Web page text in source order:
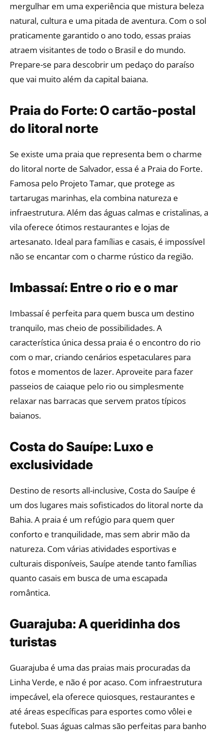
mergulhar em uma experiência que mistura beleza
natural, cultura e uma pitada de aventura. Com o sol
praticamente garantido o ano todo, essas praias
atraem visitantes de todo o Brasil e do mundo.
Prepare-se para descobrir um pedaço do paraíso
que vai muito além da capital baiana.
Praia do Forte: O cartão-postal
do litoral norte
Se existe uma praia que representa bem o charme
do litoral norte de Salvador, essa é a Praia do Forte.
Famosa pelo Projeto Tamar, que protege as
tartarugas marinhas, ela combina natureza e
infraestrutura. Além das águas calmas e cristalinas, a
vila oferece ótimos restaurantes e lojas de
artesanato. Ideal para famílias e casais, é impossível
não se encantar com o charme rústico da região.
Imbassaí: Entre o rio e o mar
Imbassaí é perfeita para quem busca um destino
tranquilo, mas cheio de possibilidades. A
característica única dessa praia é o encontro do rio
com o mar, criando cenários espetaculares para
fotos e momentos de lazer. Aproveite para fazer
passeios de caiaque pelo rio ou simplesmente
relaxar nas barracas que servem pratos típicos
baianos.
Costa do Sauípe: Luxo e
exclusividade
Destino de resorts all-inclusive, Costa do Sauípe é
um dos lugares mais sofisticados do litoral norte da
Bahia. A praia é um refúgio para quem quer
conforto e tranquilidade, mas sem abrir mão da
natureza. Com várias atividades esportivas e
culturais disponíveis, Sauípe atende tanto famílias
quanto casais em busca de uma escapada
romântica.
Guarajuba: A queridinha dos
turistas
Guarajuba é uma das praias mais procuradas da
Linha Verde, e não é por acaso. Com infraestrutura
impecável, ela oferece quiosques, restaurantes e
até áreas específicas para esportes como vôlei e
futebol. Suas águas calmas são perfeitas para banho